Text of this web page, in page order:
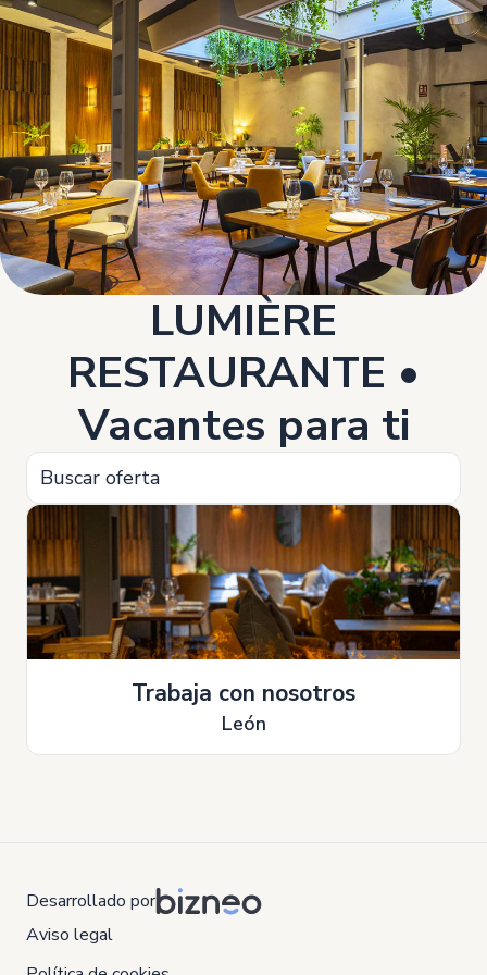
https://trabaja-con-nosotros.lumiererestaurante.com/jobs
LUMIÈRE
RESTAURANTE •
Vacantes para ti
Trabaja con nosotros
León
Desarrollado por
Aviso legal